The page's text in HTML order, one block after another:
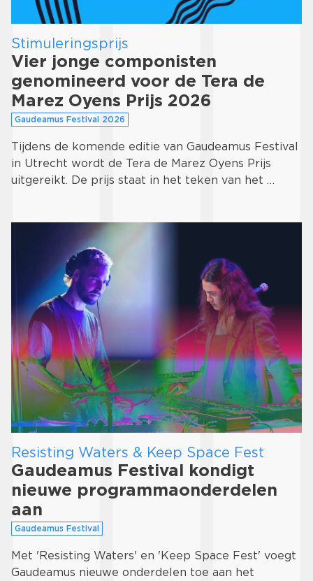
Stimuleringsprijs
Vier jonge componisten
genomineerd voor de Tera de
Marez Oyens Prijs 2026
Gaudeamus Festival 2026
Tijdens de komende editie van Gaudeamus Festival
in Utrecht wordt de Tera de Marez Oyens Prijs
uitgereikt. De prijs staat in het teken van het …
Resisting Waters & Keep Space Fest
Gaudeamus Festival kondigt
nieuwe programmaonderdelen
aan
Gaudeamus Festival
Met 'Resisting Waters' en 'Keep Space Fest' voegt
Gaudeamus nieuwe onderdelen toe aan het